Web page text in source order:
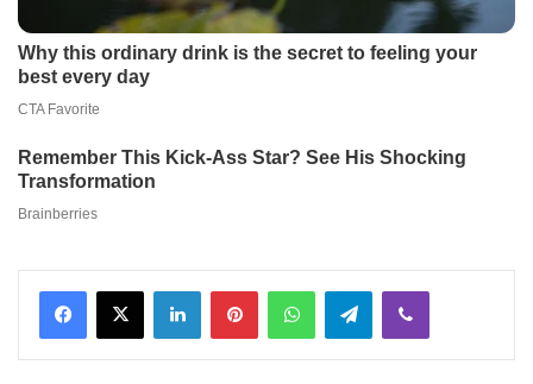
Facebook
X LinkedInPinterestWhatsAppTelegramViber